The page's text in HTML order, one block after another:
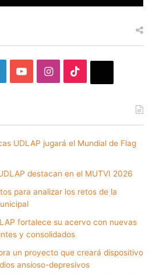
YouTubeInstagram
UDLAP jugará el Mundial de Flag
destacan en el MUTVI 2026
para analizar los retos de la
fortalece su acervo con nuevas
y consolidados
un proyecto que creará dispositivo
ansioso-depresivos